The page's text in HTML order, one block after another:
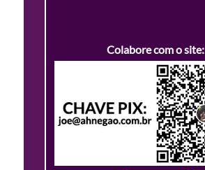
Colabore com o site: